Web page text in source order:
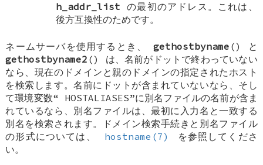
h_addr_list の最初のアドレス。これは、
後方互換性のためです。
ネームサーバを使用するとき、gethostbyname () と
gethostbyname2 () は、名前がドットで終わっていない
なら、現在のドメインと親のドメインの指定されたホスト
を検索します。名前にドットが含まれていないなら、そし
て環境変数“ HOSTALIASES”に別名ファイルの名前が含ま
れているなら、別名ファイルは、最初に入力名と一致する
別名を検索されます。ドメイン検索手続きと別名ファイル
の形式については、
hostname(7)
を参照してくださ
い。